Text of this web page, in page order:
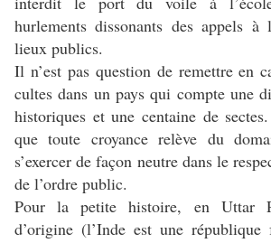
hurlements dissonants des appels
lieux publics.
Il n’est pas question de remettre en
cultes dans un pays qui compte une
historiques et une centaine de
que toute croyance relève du
s’exercer de façon neutre dans le
de l’ordre public.
Pour la petite histoire, en Uttar
d’origine (l’Inde est une